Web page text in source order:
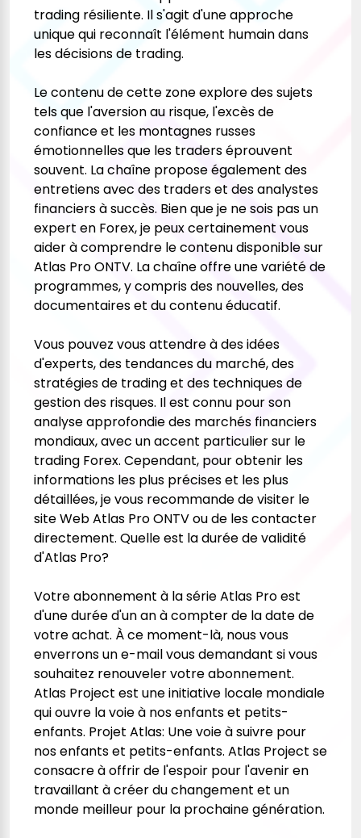
trading résiliente. Il s'agit d'une approche
unique qui reconnaît l'élément humain dans
les décisions de trading.
Le contenu de cette zone explore des sujets
tels que l'aversion au risque, l'excès de
confiance et les montagnes russes
émotionnelles que les traders éprouvent
souvent. La chaîne propose également des
entretiens avec des traders et des analystes
financiers à succès. Bien que je ne sois pas un
expert en Forex, je peux certainement vous
aider à comprendre le contenu disponible sur
Atlas Pro ONTV. La chaîne offre une variété de
programmes, y compris des nouvelles, des
documentaires et du contenu éducatif.
Vous pouvez vous attendre à des idées
d'experts, des tendances du marché, des
stratégies de trading et des techniques de
gestion des risques. Il est connu pour son
analyse approfondie des marchés financiers
mondiaux, avec un accent particulier sur le
trading Forex. Cependant, pour obtenir les
informations les plus précises et les plus
détaillées, je vous recommande de visiter le
site Web Atlas Pro ONTV ou de les contacter
directement. Quelle est la durée de validité
d'Atlas Pro?
Votre abonnement à la série Atlas Pro est
d'une durée d'un an à compter de la date de
votre achat. À ce moment-là, nous vous
enverrons un e-mail vous demandant si vous
souhaitez renouveler votre abonnement.
Atlas Project est une initiative locale mondiale
qui ouvre la voie à nos enfants et petits-
enfants. Projet Atlas: Une voie à suivre pour
nos enfants et petits-enfants. Atlas Project se
consacre à offrir de l'espoir pour l'avenir en
travaillant à créer du changement et un
monde meilleur pour la prochaine génération.